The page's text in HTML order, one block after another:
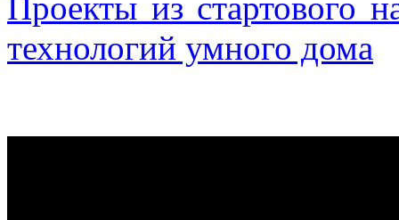
технологий умного дома